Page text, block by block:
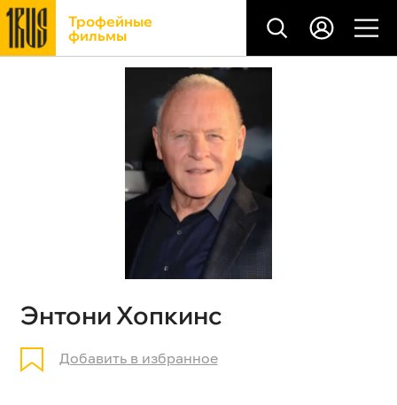
Трофейные
фильмы
Энтони Хопкинс
Добавить в избранное